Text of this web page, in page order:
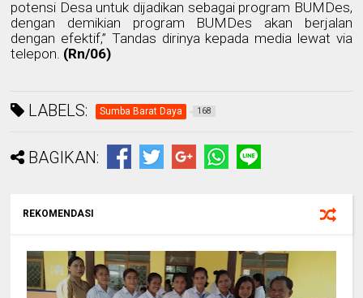
potensi Desa untuk dijadikan sebagai program BUMDes,
dengan demikian program BUMDes akan berjalan
dengan efektif,” Tandas dirinya kepada media lewat via
telepon. (Rn/06)
LABELS: Sumba Barat Daya 168
BAGIKAN:
REKOMENDASI